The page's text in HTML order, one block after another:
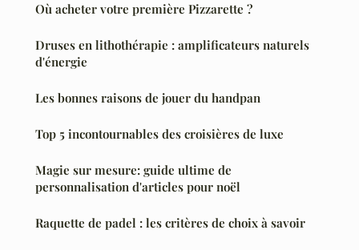
Où acheter votre première Pizzarette ?
Druses en lithothérapie : amplificateurs naturels
d'énergie
Les bonnes raisons de jouer du handpan
Top 5 incontournables des croisières de luxe
Magie sur mesure: guide ultime de
personnalisation d'articles pour noël
Raquette de padel : les critères de choix à savoir